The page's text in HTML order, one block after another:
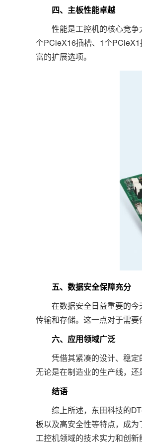
四、主板性能卓越
性能是工控机的核心竞争
个PCleX16插槽、1个
富的扩展选项。
五、数据安全保障充分
在数据安全日益重要的今
传输和存储。这一点对于需要
六、应用领域广泛
凭借其紧凑的设计、稳定
无论是在制造业的生产线，
结语
综上所述，东田科技的
板以及高安全性等特点，成
工控机领域的技术实力和创新